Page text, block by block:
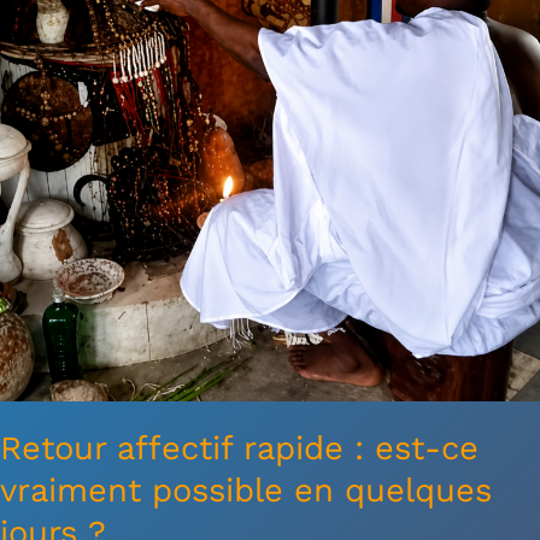
Retour affectif rapide : est-ce
vraiment possible en quelques
vraiment
possible
en
quelques
jours
?